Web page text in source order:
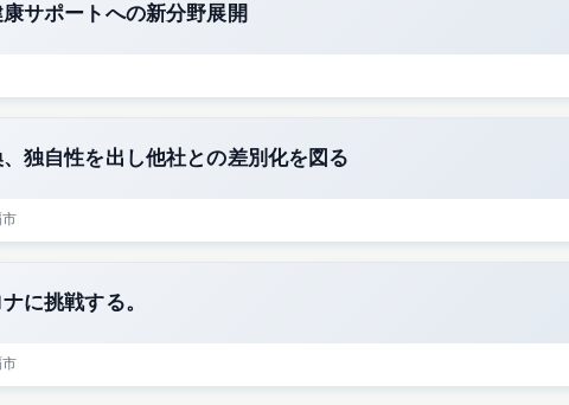
サポートへの新分野展開
独自性を出し他社との差別化を図る
市
に挑戦する。
市